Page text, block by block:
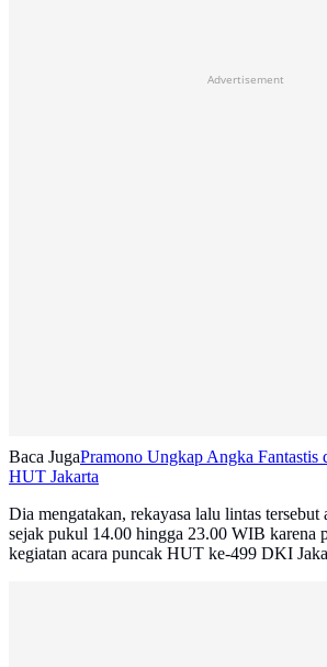
Advertisement
Baca JugaPramono Ungkap Angka Fantastis
HUT Jakarta
Dia mengatakan, rekayasa lalu lintas
sejak pukul 14.00 hingga 23.00 WIB karena
kegiatan acara puncak HUT ke-499 DKI